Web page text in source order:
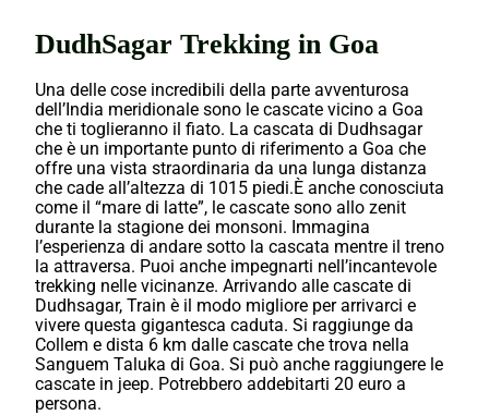
DudhSagar Trekking in Goa
Una delle cose incredibili della parte avventurosa
dell’India meridionale sono le cascate vicino a Goa
che ti toglieranno il fiato. La cascata di Dudhsagar
che è un importante punto di riferimento a Goa che
offre una vista straordinaria da una lunga distanza
che cade all’altezza di 1015 piedi.È anche conosciuta
come il “mare di latte”, le cascate sono allo zenit
durante la stagione dei monsoni. Immagina
l’esperienza di andare sotto la cascata mentre il treno
la attraversa. Puoi anche impegnarti nell’incantevole
trekking nelle vicinanze. Arrivando alle cascate di
Dudhsagar, Train è il modo migliore per arrivarci e
vivere questa gigantesca caduta. Si raggiunge da
Collem e dista 6 km dalle cascate che trova nella
Sanguem Taluka di Goa. Si può anche raggiungere le
cascate in jeep. Potrebbero addebitarti 20 euro a
persona.